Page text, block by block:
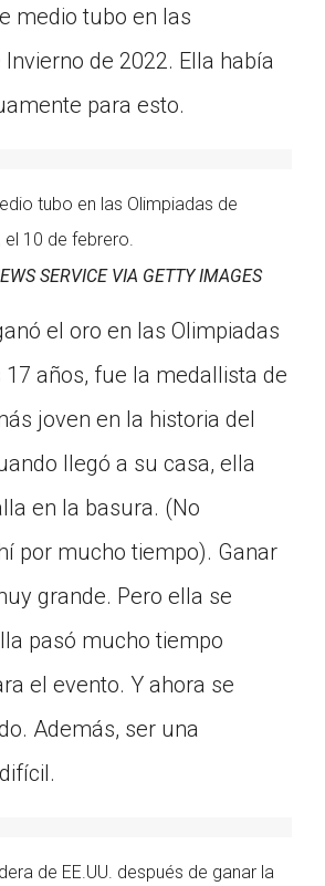
medio tubo en las
de 2022. Ella había
para esto.
tubo en las Olimpiadas de
el 10 de febrero.
SERVICE VIA GETTY IMAGES
el oro en las Olimpiadas
17 años, fue la medallista de
joven en la historia del
llegó a su casa, ella
en la basura. (No
por mucho tiempo). Ganar
grande. Pero ella se
pasó mucho tiempo
el evento. Y ahora se
Además, ser una
de EE.UU. después de ganar la
Options might include
or asking a question.